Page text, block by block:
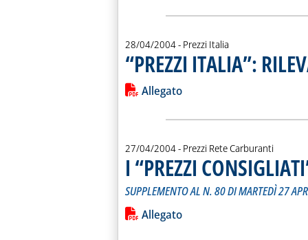
28/04/2004- Prezzi Italia
“PREZZI ITALIA”:
Leggi tutta la notizia: '“PREZZI
Lista allegati PDF alla notizia
Allegato
27/04/2004- Prezzi Rete Carburanti
I “PREZZI
SUPPLEMENTO AL N. 80 DI MARTEDÌ 27
Leggi tutta la notizia: 'I “PREZZI
Lista allegati PDF alla notizia
Allegato